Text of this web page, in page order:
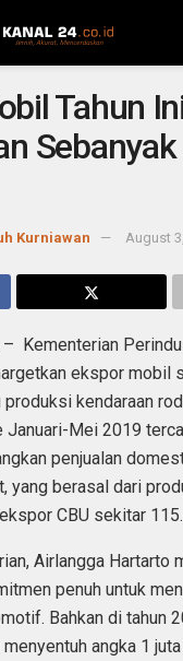
Tahun
Kurniawan August
– Kementerian
ekspor mobil
kendaraan
Januari-Mei 2019
penjualan
yang berasal dari
CBU sekitar
Airlangga Hartarto
penuh untuk
Bahkan di tahun
angka 1 juta